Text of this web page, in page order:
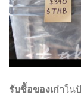
รับซื้อของเก่าใน